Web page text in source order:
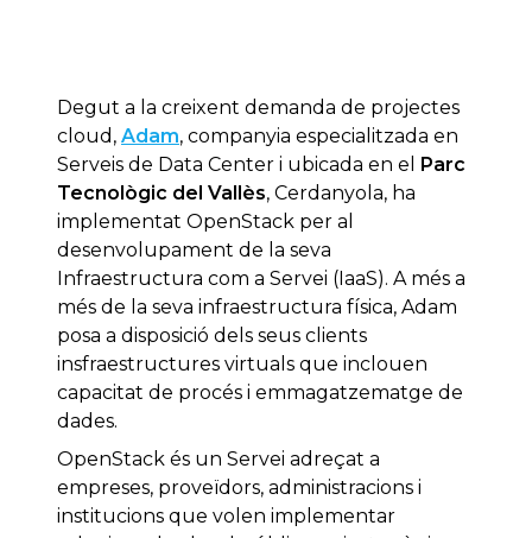
Degut a la creixent demanda de projectes
cloud, Adam, companyia especialitzada en
Serveis de Data Center i ubicada en el Parc
Tecnològic del Vallès, Cerdanyola, ha
implementat OpenStack per al
desenvolupament de la seva
Infraestructura com a Servei (IaaS). A més a
més de la seva infraestructura física, Adam
posa a disposició dels seus clients
insfraestructures virtuals que inclouen
capacitat de procés i emmagatzematge de
dades.
OpenStack és un Servei adreçat a
empreses, proveïdors, administracions i
institucions que volen implementar